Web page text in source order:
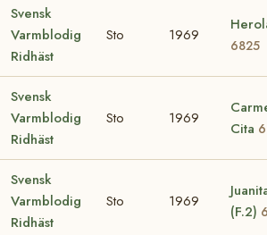
Svensk
Varmblodig
Ridhäst
Sto 1969
6825
Svensk
Varmblodig
Ridhäst
Sto 1969
Cita
Svensk
Varmblodig
Ridhäst
Sto 1969
(F.2)